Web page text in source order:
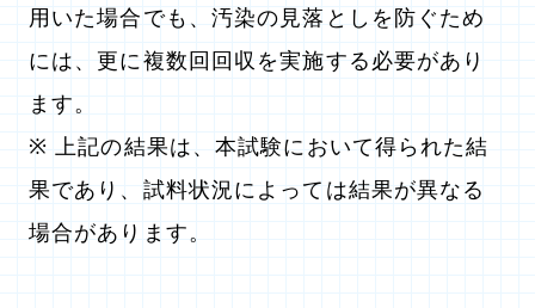
用いた場合でも、汚染の見落としを防ぐため
には、更に複数回回収を実施する必要があり
ます。
※ 上記の結果は、本試験において得られた結
果であり、試料状況によっては結果が異なる
場合があります。